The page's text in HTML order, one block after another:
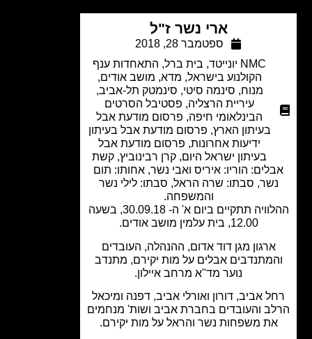
ארי נשר ז"ל
ספטמבר 28, 2018
, בית ברל,התאחדות ענף
הקולנוע בישראל,מדא,מושב אודים,
סינמה סיטי,סינמטק תל-אביב,
עיריית הרצליה ,פסטיבל הסרטים
הבינלאומי חיפה,פרסום מודעת אבל
בעיתון הארץ,פרסום מודעת אבל בעיתון
ידיעות אחרונות,פרסום מודעת אבל
בעיתון ישראל היום,קרן רבינוביץ,קשת
הוריו: איריס ואבי נשר, אחותו: תום
סבתו: שרה הראל, סבתו: לילי נשר
והמשפחה.
ההלוויה תתקיים ביום א' ה- 30.09.18, בשעה
ארגון מגן דוד אדום, ההנהלה, העובדים
אבלים על מות יקירם, מתנדב
נוער מד"א מרחב איילון.
אביב, דורון ואורלי אביב, דפנה ומיכאל
והעובדים בחברת אביב ושות' מנחמים
משפחות נשר והראל על מות יקירם.